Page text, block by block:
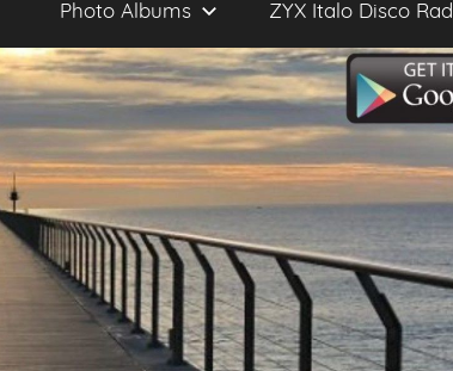
Photo Albums ZYX Italo Disco